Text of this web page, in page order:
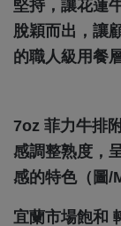
堅持，讓花蓮
脫穎而出，讓
的職人級用餐
7oz 菲力牛排
感調整熟度，
感的特色（圖/
宜蘭市場飽和